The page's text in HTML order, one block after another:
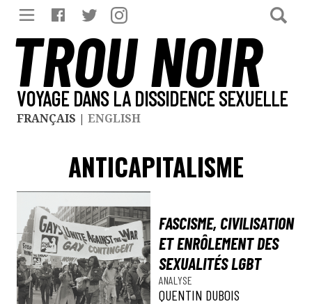
TROU NOIR
VOYAGE DANS LA DISSIDENCE SEXUELLE
FRANÇAIS | ENGLISH
ANTICAPITALISME
FASCISME, CIVILISATION
ET ENRÔLEMENT DES
SEXUALITÉS LGBT
ANALYSE
QUENTIN DUBOIS